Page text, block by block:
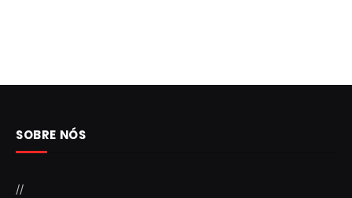
SOBRE NÓS
//